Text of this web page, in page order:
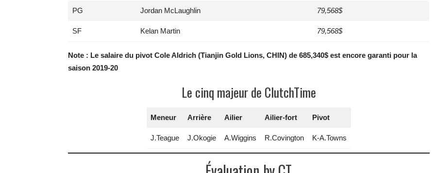
PG Jordan McLaughlin 79,568$
SF Kelan Martin 79,568$
Note : Le salaire du pivot Cole Aldrich (Tianjin Gold Lions, CHIN) de 685,340$ est encore garanti pour la
saison 2019-20
Le cinq majeur de ClutchTime
Meneur Arrière Ailier Ailier-fort Pivot
J.Teague J.Okogie A.Wiggins R.Covington K-A.Towns